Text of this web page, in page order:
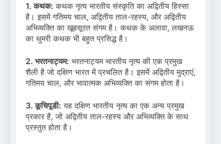
1. कथक: कथक नृत्य भारतीय संस्कृति का अद्वितीय हिस्सा
है। इसमें गतिमय चाल, अद्वितीय ताल-रहस्य, और अद्वितीय
अभिव्यक्ति का खूबसूरत संगम है। कथक के अलावा, लखनऊ
का थुमरी कथक भी बहुत प्रसिद्ध है।
2. भरतनाट्यम: भरतनाट्यम भारतीय नृत्य की एक प्रमुख
शैली है जो दक्षिण भारत में प्रचलित है। इसमें अद्वितीय मुद्राएं,
गतिमय चाल, और भावात्मक अभिव्यक्ति का संगम होता है।
3. कूचिपूडी: यह दक्षिण भारतीय नृत्य का एक अन्य प्रमुख
प्रकार है, जो अद्वितीय ताल-रहस्य और अभिव्यक्ति के साथ
प्रस्तुत होता है।